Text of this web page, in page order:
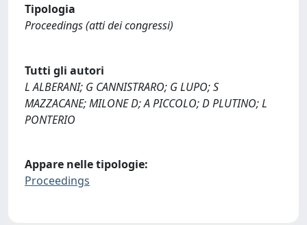
Tipologia
Proceedings (atti dei congressi)
Tutti gli autori
L ALBERANI; G CANNISTRARO; G LUPO; S
MAZZACANE; MILONE D; A PICCOLO; D PLUTINO; L
PONTERIO
Appare nelle tipologie:
Proceedings